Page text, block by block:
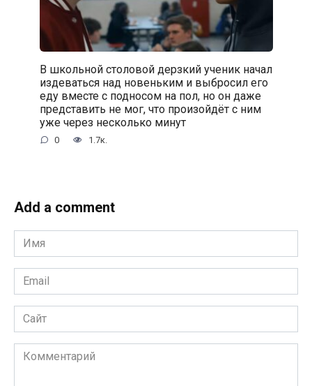
В школьной столовой дерзкий ученик начал
издеваться над новеньким и выбросил его
еду вместе с подносом на пол, но он даже
представить не мог, что произойдёт с ним
уже через несколько минут
0 1.7к.
Add a comment
Имя
*
Email
*
Сайт
Комментарий